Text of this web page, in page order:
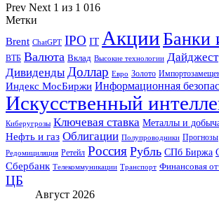
Prev Next 1 из 1 016
Метки
Brent ChatGPT IPO IT АкцииБанки
ВТБ Валюта Вклад Высокие технологии Дайджест
Дивиденды Доллар Евро Золото
Индекс МосБиржи Информационная
Искусственный
Киберугрозы Ключевая ставка Металлы и
Нефть и газ Облигации Полупроводники Прогнозы
Редомициляция Ретейл Россия Рубль СПб Биржа
Сбербанк Телекоммуникации Транспорт Финансовая
ЦБ
Август 2026